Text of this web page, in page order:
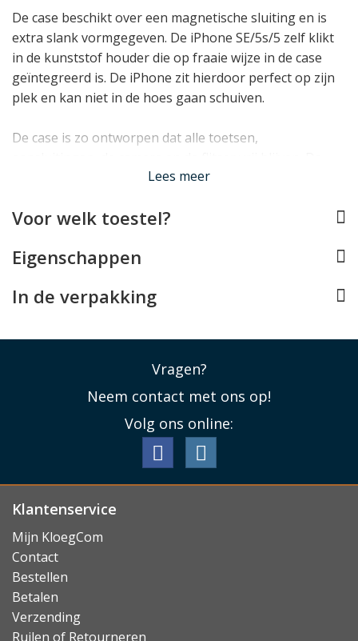
De case beschikt over een magnetische sluiting en is
extra slank vormgegeven. De iPhone SE/5s/5 zelf klikt
in de kunststof houder die op fraaie wijze in de case
geïntegreerd is. De iPhone zit hierdoor perfect op zijn
plek en kan niet in de hoes gaan schuiven.
De case is zo ontworpen dat alle toetsen,
hoes stoort hierdoor niet in het gebruik van de iPhone
Lees minder
Lees meer
Voor welk toestel?
Eigenschappen
In de verpakking
Vragen?
Neem contact met ons op!
Volg ons online:
Klantenservice
Mijn KloegCom
Contact
Bestellen
Betalen
Verzending
Ruilen of Retourneren